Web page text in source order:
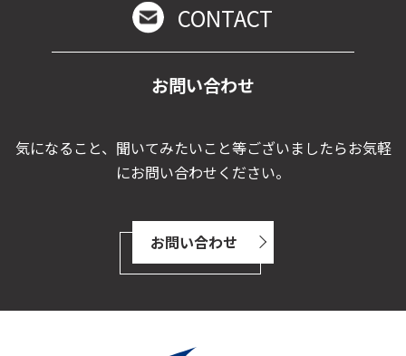
CONTACT
お問い合わせ
気になること、聞いてみたいこと等ございましたらお気軽
にお問い合わせください。
お問い合わせ